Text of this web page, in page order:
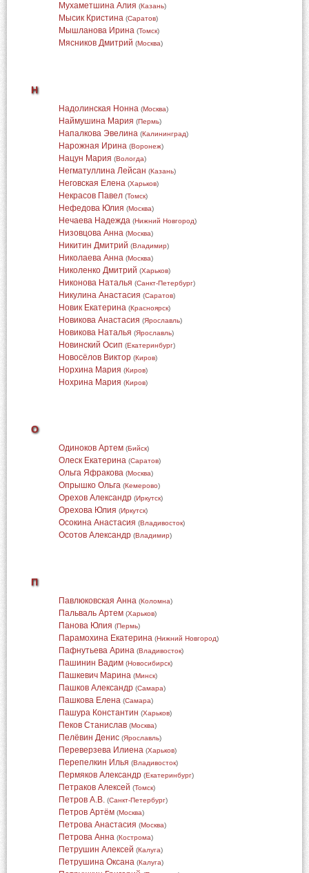
Мухаметшина Алия (Казань)
Мысик Кристина (Саратов)
Мышланова Ирина (Томск)
Мясников Дмитрий (Москва)
Н
Надолинская Нонна (Москва)
Наймушина Мария (Пермь)
Напалкова Эвелина (Калининград)
Нарожная Ирина (Воронеж)
Нацун Мария (Вологда)
Негматуллина Лейсан (Казань)
Неговская Елена (Харьков)
Некрасов Павел (Томск)
Нефедова Юлия (Москва)
Нечаева Надежда (Нижний Новгород)
Низовцова Анна (Москва)
Никитин Дмитрий (Владимир)
Николаева Анна (Москва)
Николенко Дмитрий (Харьков)
Никонова Наталья (Санкт-Петербург)
Никулина Анастасия (Саратов)
Новик Екатерина (Красноярск)
Новикова Анастасия (Ярославль)
Новикова Наталья (Ярославль)
Новинский Осип (Екатеринбург)
Новосёлов Виктор (Киров)
Норхина Мария (Киров)
Нохрина Мария (Киров)
О
Одиноков Артем (Бийск)
Олеск Екатерина (Саратов)
Ольга Яфракова (Москва)
Опрышко Ольга (Кемерово)
Орехов Александр (Иркутск)
Орехова Юлия (Иркутск)
Осокина Анастасия (Владивосток)
Осотов Александр (Владимир)
П
Павлюковская Анна (Коломна)
Пальваль Артем (Харьков)
Панова Юлия (Пермь)
Парамохина Екатерина (Нижний Новгород)
Пафнутьева Арина (Владивосток)
Пашинин Вадим (Новосибирск)
Пашкевич Марина (Минск)
Пашков Александр (Самара)
Пашкова Елена (Самара)
Пашура Константин (Харьков)
Пеков Станислав (Москва)
Пелёвин Денис (Ярославль)
Переверзева Илиена (Харьков)
Перепелкин Илья (Владивосток)
Пермяков Александр (Екатеринбург)
Петраков Алексей (Томск)
Петров А.В. (Санкт-Петербург)
Петров Артём (Москва)
Петрова Анастасия (Москва)
Петрова Анна (Кострома)
Петрушин Алексей (Калуга)
Петрушина Оксана (Калуга)